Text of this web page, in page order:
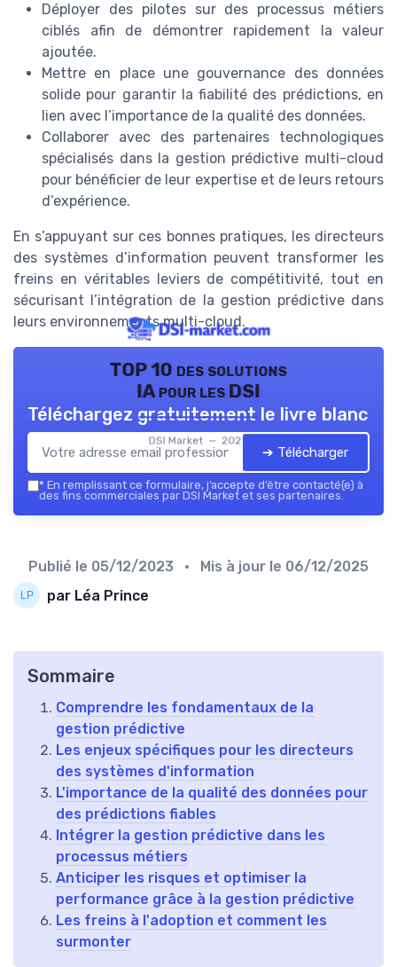
Déployer des pilotes sur des processus métiers
ciblés afin de démontrer rapidement la valeur
ajoutée.
Mettre en place une gouvernance des données
solide pour garantir la fiabilité des prédictions, en
lien avec l’importance de la qualité des données.
Collaborer avec des partenaires technologiques
spécialisés dans la gestion prédictive multi-cloud
pour bénéficier de leur expertise et de leurs retours
d’expérience.
En s’appuyant sur ces bonnes pratiques, les directeurs
des systèmes d’information peuvent transformer les
freins en véritables leviers de compétitivité, tout en
sécurisant l’intégration de la gestion prédictive dans
leurs environnements multi-cloud.
TOP 10 des solutions
IA pour les DSI
DSI Market — 2026
Téléchargez gratuitement le livre blanc
➔ Télécharger
* En remplissant ce formulaire, j’accepte d’être contacté(e) à
des fins commerciales par DSI Market et ses partenaires.
Publié le 05/12/2023 • Mis à jour le 06/12/2025
par Léa Prince
Sommaire
Comprendre les fondamentaux de la
gestion prédictive
Les enjeux spécifiques pour les directeurs
des systèmes d'information
L'importance de la qualité des données pour
des prédictions fiables
Intégrer la gestion prédictive dans les
processus métiers
Anticiper les risques et optimiser la
performance grâce à la gestion prédictive
Les freins à l'adoption et comment les
surmonter